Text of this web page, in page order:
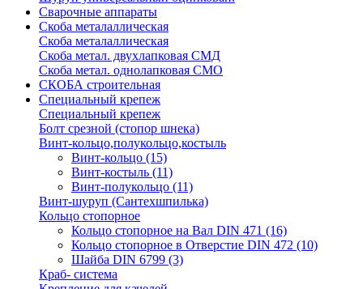
Сварочные аппараты
Скоба металаллическая
Скоба металаллическая
Скоба метал. двухлапковая СМД
Скоба метал. однолапковая СМО
СКОБА строительная
Специальный крепеж
Специальный крепеж
Болт срезной (стопор шнека)
Винт-кольцо,полукольцо,костыль
Винт-кольцо (15)
Винт-костыль (11)
Винт-полукольцо (11)
Винт-шуруп (Сантехшпилька)
Кольцо стопорное
Кольцо cтопорное на Вал DIN 471 (16)
Кольцо стопорное в Отверстие DIN 472 (10)
Шайба DIN 6799 (3)
Краб- система